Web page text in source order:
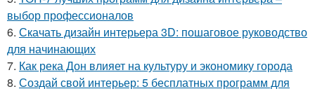
выбор профессионалов
6. Скачать дизайн интерьера 3D: пошаговое руководство
для начинающих
7. Как река Дон влияет на культуру и экономику города
8. Создай свой интерьер: 5 бесплатных программ для